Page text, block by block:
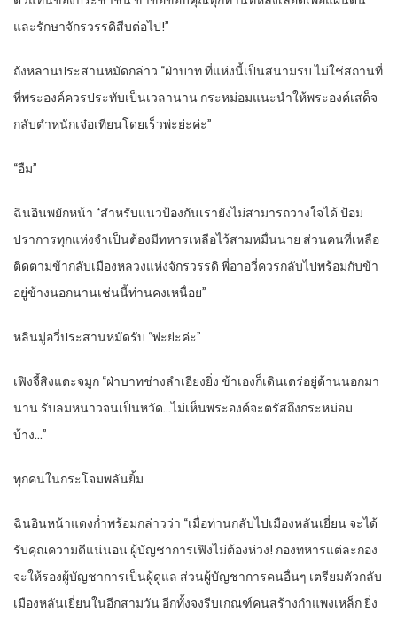
และรักษาจักรวรรดิสืบต่อไป!”
ถังหลานประสานหมัดกล่าว “ฝ่าบาท ที่แห่งนี้เป็นสนามรบ ไม่ใช่สถานที่
ที่พระองค์ควรประทับเป็นเวลานาน กระหม่อมแนะนำให้พระองค์เสด็จ
กลับตำหนักเจ๋อเทียนโดยเร็วพ่ะย่ะค่ะ”
“อืม”
ฉินอินพยักหน้า “สำหรับแนวป้องกันเรายังไม่สามารถวางใจได้ ป้อม
ปราการทุกแห่งจำเป็นต้องมีทหารเหลือไว้สามหมื่นนาย ส่วนคนที่เหลือ
ติดตามข้ากลับเมืองหลวงแห่งจักรวรรดิ พี่อาอวี่ควรกลับไปพร้อมกับข้า
อยู่ข้างนอกนานเช่นนี้ท่านคงเหนื่อย”
หลินมู่อวี่ประสานหมัดรับ “พ่ะย่ะค่ะ”
เฟิงจี้สิงแตะจมูก “ฝ่าบาทช่างลำเอียงยิ่ง ข้าเองก็เดินเตร่อยู่ด้านนอกมา
นาน รับลมหนาวจนเป็นหวัด…ไม่เห็นพระองค์จะตรัสถึงกระหม่อม
บ้าง…”
ทุกคนในกระโจมพลันยิ้ม
ฉินอินหน้าแดงก่ำพร้อมกล่าวว่า “เมื่อท่านกลับไปเมืองหลันเยี่ยน จะได้
รับคุณความดีแน่นอน ผู้บัญชาการเฟิงไม่ต้องห่วง! กองทหารแต่ละกอง
จะให้รองผู้บัญชาการเป็นผู้ดูแล ส่วนผู้บัญชาการคนอื่นๆ เตรียมตัวกลับ
เมืองหลันเยี่ยนในอีกสามวัน อีกทั้งจงรีบเกณฑ์คนสร้างกำแพงเหล็ก ยิ่ง